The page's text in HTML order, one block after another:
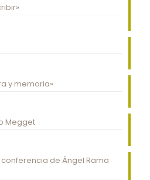
y memoria»
Megget
de Ángel Rama